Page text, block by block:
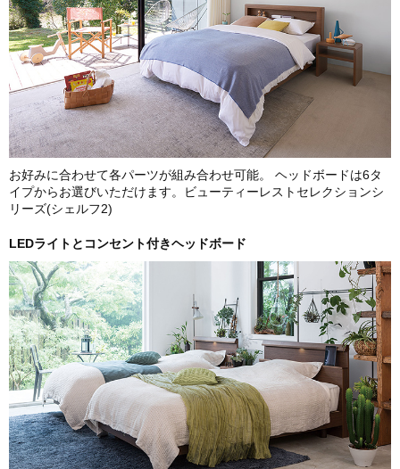
お好みに合わせて各パーツが組み合わせ可能。 ヘッドボードは6タ
イプからお選びいただけます。ビューティーレストセレクションシ
リーズ(シェルフ2)
LEDライトとコンセント付きヘッドボード